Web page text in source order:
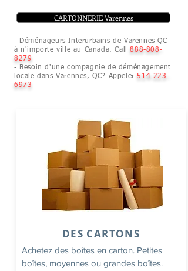
- Déménageurs Interurbains de Varennes QC
à n'importe ville au Canada. Call888-808-
8279
- Besoin d'une compagnie de déménagement
locale dans Varennes, QC? Appeler514-223-
6973
CARTONNERIE Varennes
Achetez des boîtes en carton. Petites
boîtes, moyennes ou grandes boîtes.
DES CARTONS